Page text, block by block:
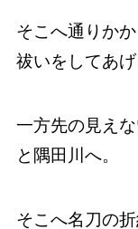
そこへ通りか
祓いをしてあ
一方先の見え
と隅田川へ。
そこへ名刀の